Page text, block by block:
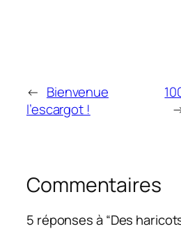
← Bienvenue
l’escargot !
Commentaires
5 réponses à “Des